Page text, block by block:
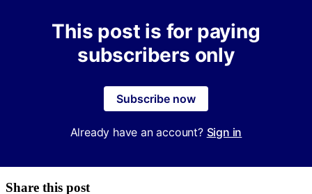
This post is for paying
subscribers only
Subscribe now
Already have an account? Sign in
Share this post